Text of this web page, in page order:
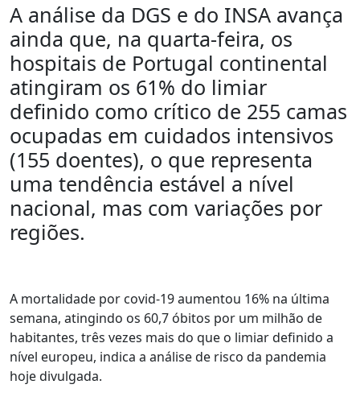
A análise da DGS e do INSA avança
ainda que, na quarta-feira, os
hospitais de Portugal continental
atingiram os 61% do limiar
definido como crítico de 255 camas
ocupadas em cuidados intensivos
(155 doentes), o que representa
uma tendência estável a nível
nacional, mas com variações por
regiões.
A mortalidade por covid-19 aumentou 16% na última
semana, atingindo os 60,7 óbitos por um milhão de
habitantes, três vezes mais do que o limiar definido a
nível europeu, indica a análise de risco da pandemia
hoje divulgada.